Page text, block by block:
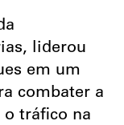
liderou
em um
combater a
o tráfico na